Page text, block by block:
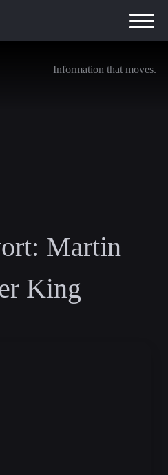
Information that moves.
Martin
King